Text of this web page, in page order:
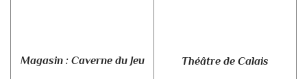
Magasin : Caverne du Jeu Théâtre de Calais